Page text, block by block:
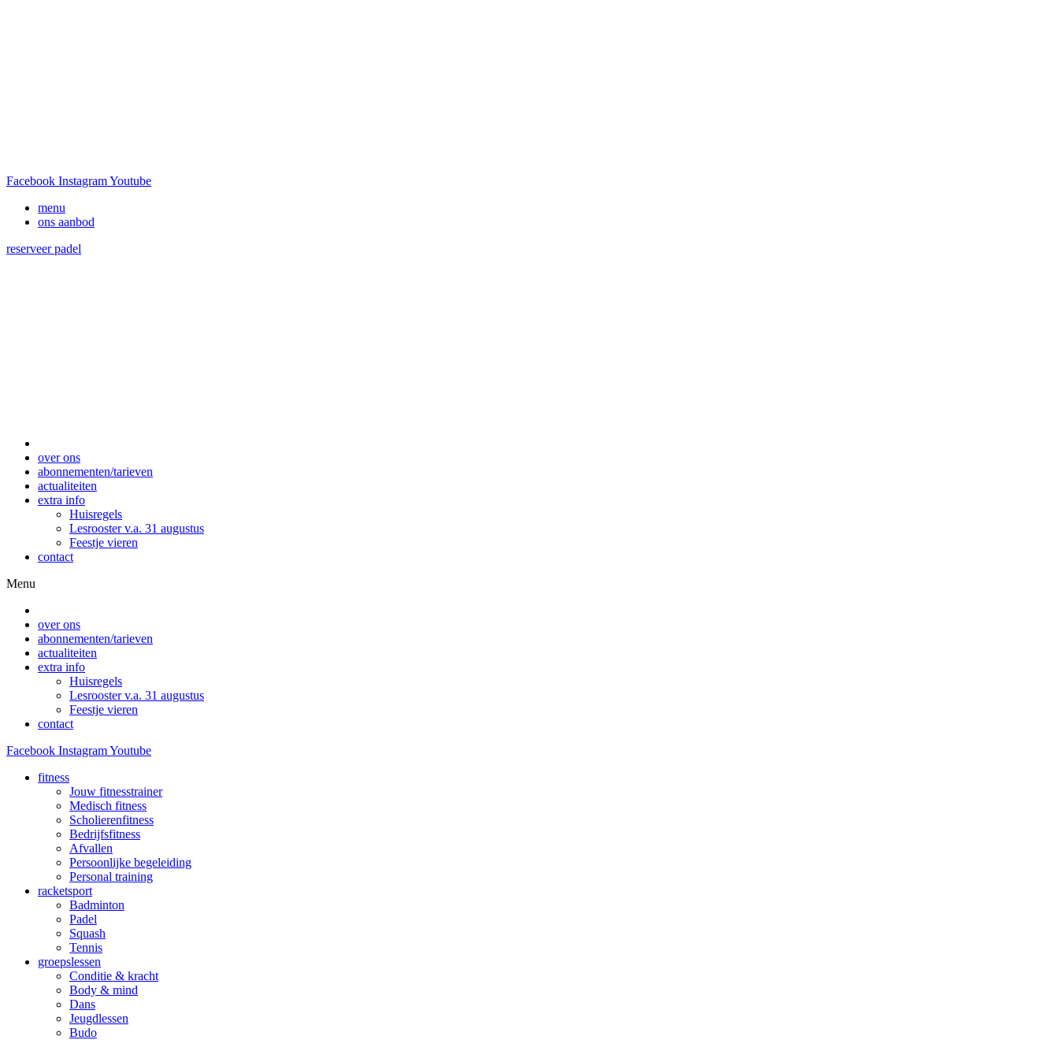
Facebook InstagramYoutube
menu
ons aanbod
reserveer padel
over ons
abonnementen/tarieven
actualiteiten
extra info
Huisregels
Lesrooster v.a. 31 augustus
Feestje vieren
contact
Menu
over ons
abonnementen/tarieven
actualiteiten
extra info
Huisregels
Lesrooster v.a. 31 augustus
Feestje vieren
contact
Facebook InstagramYoutube
fitness
Jouw fitnesstrainer
Medisch fitness
Scholierenfitness
Bedrijfsfitness
Afvallen
Persoonlijke begeleiding
Personal training
racketsport
Badminton
Padel
Squash
Tennis
groepslessen
Conditie & kracht
Body & mind
Dans
Jeugdlessen
Budo